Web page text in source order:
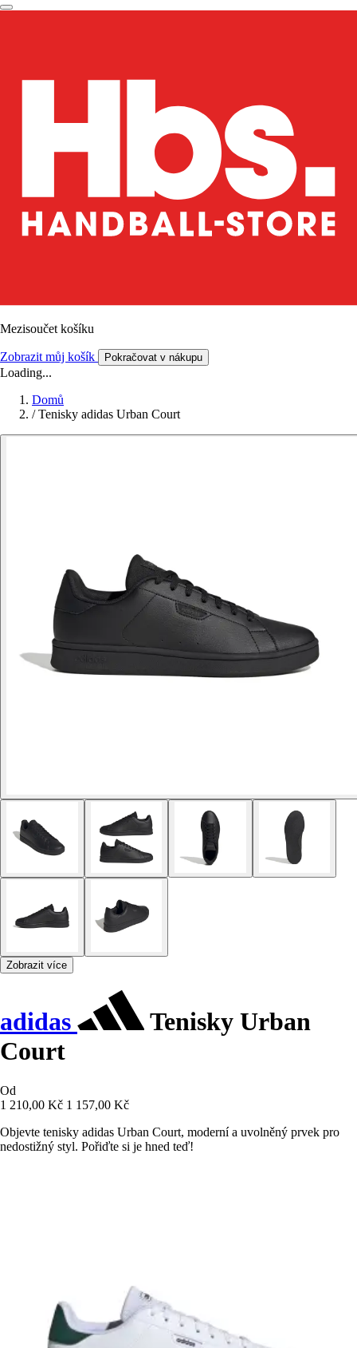
Mezisoučet košíku
Zobrazit můj košík Pokračovat v nákupu
Loading...
Domů
/ Tenisky adidas Urban Court
Zobrazit více
adidas
Tenisky Urban
Court
Od
1 210,00 Kč 1 157,00 Kč
Objevte tenisky adidas Urban Court, moderní a uvolněný prvek pro
nedostižný styl. Pořiďte si je hned teď!